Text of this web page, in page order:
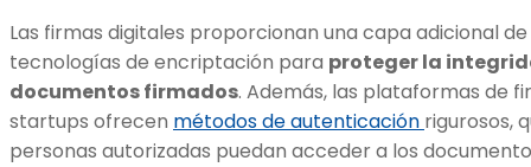
Las firmas digitales proporcionan una capa adicional
tecnologías de encriptación para proteger la
documentos firmados. Además, las plataformas de
startups ofrecen métodos de autenticación rigurosos,
personas autorizadas puedan acceder a los